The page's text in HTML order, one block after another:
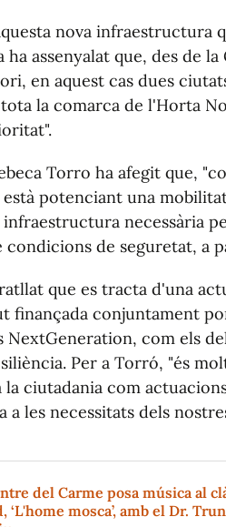
nova infraestructura
ha assenyalat que, des de
en aquest cas dues
la comarca de l'Horta
Torro ha afegit que,
potenciant una
necessària
de seguretat, a
que es tracta d'una
finançada conjuntament
NextGeneration, com els
Per a Torró, "és
la ciutadania com
a les necessitats dels
del Carme posa música al
‘L'home mosca’, amb el Dr.